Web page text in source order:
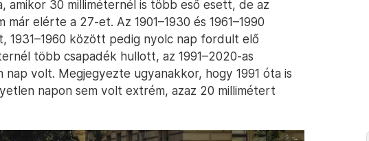
amikor 30 milliméternél is több eső esett, de az
elérte a 27-et. Az 1901–1930 és 1961–1990
1931–1960 között pedig nyolc nap fordult elő
több csapadék hullott, az 1991–2020-as
nap volt. Megjegyezte ugyanakkor, hogy 1991 óta is
napon sem volt extrém, azaz 20 millimétert